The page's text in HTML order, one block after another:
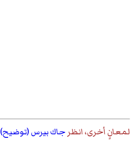
لمعانٍ أخرى، انظر جاك بيرس (توضيح)